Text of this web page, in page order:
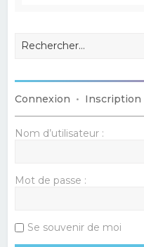
Connexion • Inscription
Nom d’utilisateur :
Mot de passe :
Se souvenir de moi